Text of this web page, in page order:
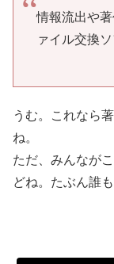
情報流出や
ァイル交換
うむ。これなら
ね。
ただ、みんなが
どね。たぶん誰